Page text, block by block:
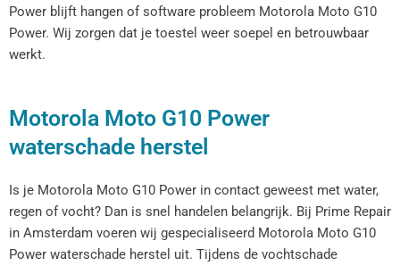
Power blijft hangen of software probleem Motorola Moto G10
Power. Wij zorgen dat je toestel weer soepel en betrouwbaar
werkt.
Motorola Moto G10 Power
waterschade herstel
Is je Motorola Moto G10 Power in contact geweest met water,
regen of vocht? Dan is snel handelen belangrijk. Bij Prime Repair
in Amsterdam voeren wij gespecialiseerd Motorola Moto G10
Power waterschade herstel uit. Tijdens de vochtschade